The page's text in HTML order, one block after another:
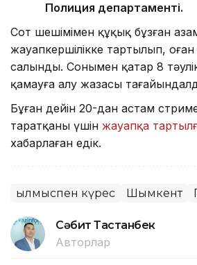
Полиция департаменті.
Сот шешімімен құқық бұзған
жауапкершілікке тартылып,
салынды. Сонымен қатар 8
қамауға алу жазасы
Бұған дейін 20-дан астам
таратқаны үшін жауапқа
хабарлаған едік.
Қылмыспен күрес Шымкент
Сәбит Тастанбек
Авторлар